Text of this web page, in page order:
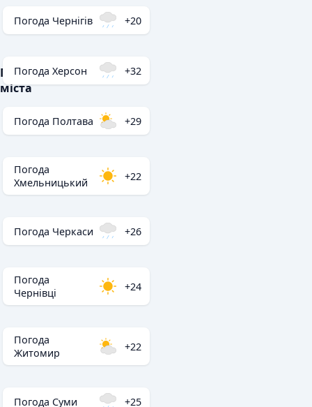
Популярні
міста
Погода Чернігів +20
Погода Херсон +32
Погода Полтава +29
Погода
Хмельницький
+22
Погода Черкаси +26
Погода
Чернівці
+24
Погода
Житомир
+22
Погода Суми +25